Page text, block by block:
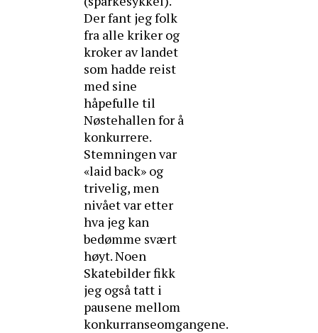
Der fant jeg folk
fra alle kriker og
kroker av landet
som hadde reist
med sine
håpefulle til
Nøstehallen for å
konkurrere.
Stemningen var
«laid back» og
trivelig, men
nivået var etter
hva jeg kan
bedømme svært
høyt. Noen
Skatebilder fikk
jeg også tatt i
pausene mellom
konkurranseomgangene.